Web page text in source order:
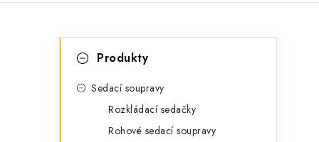
kategorieProdukty
Sedací soupravy
Rozkládací sedačky
Rohové sedací soupravy